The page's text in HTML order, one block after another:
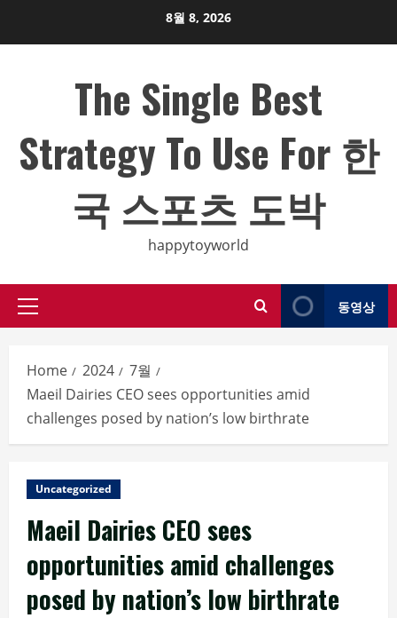
8월 8, 2026
The Single Best
Strategy To Use For 한
국 스포츠 도박
happytoyworld
Primary
동영상
Home 2024
7월
Maeil Dairies CEO sees opportunities amid
challenges posed by nation’s low birthrate
Uncategorized
Maeil Dairies CEO sees
opportunities amid challenges
posed by nation’s low birthrate